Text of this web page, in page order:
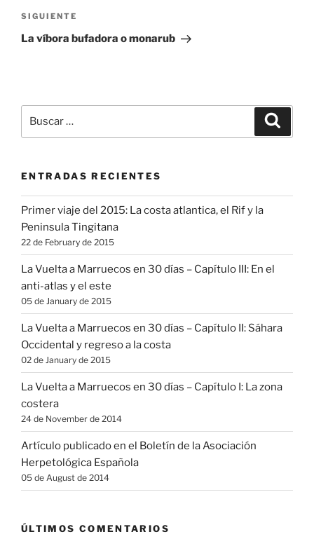
de
entradas
Siguiente
entrada
SIGUIENTE
La víbora bufadora o monarub
por:
ENTRADAS RECIENTES
Primer viaje del 2015: La costa atlantica, el Rif y la
Peninsula Tingitana
22 de February de 2015
La Vuelta a Marruecos en 30 días – Capítulo III: En el
anti-atlas y el este
05 de January de 2015
La Vuelta a Marruecos en 30 días – Capítulo II: Sáhara
Occidental y regreso a la costa
02 de January de 2015
La Vuelta a Marruecos en 30 días – Capítulo I: La zona
costera
24 de November de 2014
Artículo publicado en el Boletín de la Asociación
Herpetológica Española
05 de August de 2014
ÚLTIMOS COMENTARIOS